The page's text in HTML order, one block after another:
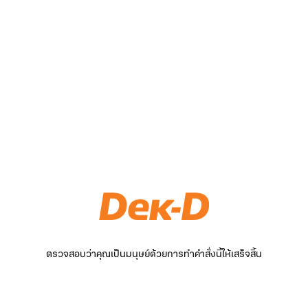
ตรวจสอบว่าคุณเป็นมนุษย์ด้วยการทำคำสั่งนี้ให้เสร็จสิ้น